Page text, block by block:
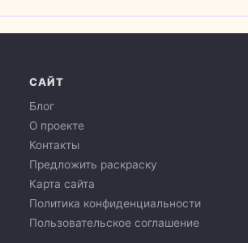
САЙТ
Блог
О проекте
Контакты
Предложить раскраску
Карта сайта
Политика конфиденциальности
Пользовательское соглашение